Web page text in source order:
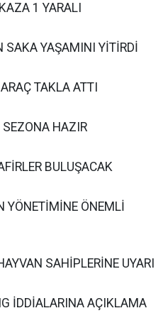
1 YARALI
SAKA YAŞAMINI YİTİRDİ
TAKLA ATTI
SEZONA HAZIR
BULUŞACAK
YÖNETİMİNE ÖNEMLİ
SAHİPLERİNE UYARI
İDDİALARINA AÇIKLAMA